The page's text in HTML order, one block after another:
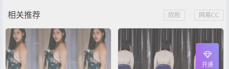
相关推荐 网易CC
欣彤
开通